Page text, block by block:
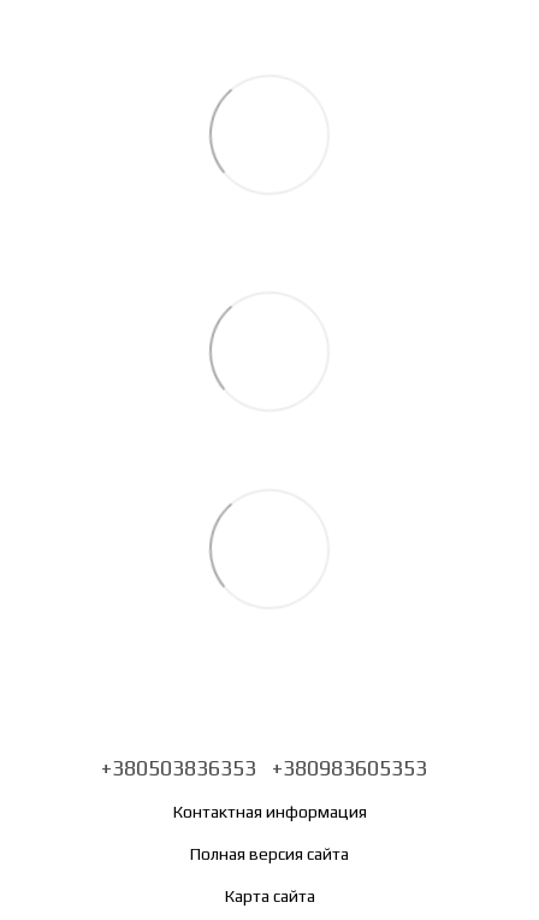
+380503836353 +380983605353
Контактная информация
Полная версия сайта
Карта сайта